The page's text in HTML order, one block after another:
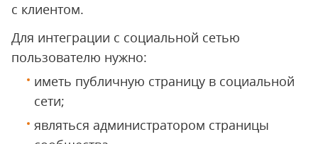
с клиентом.
Для интеграции с социальной сетью
пользователю нужно:
иметь публичную страницу в социальной
сети;
являться администратором страницы